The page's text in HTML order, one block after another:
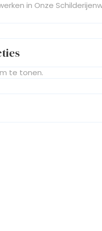
in Onze
te tonen.